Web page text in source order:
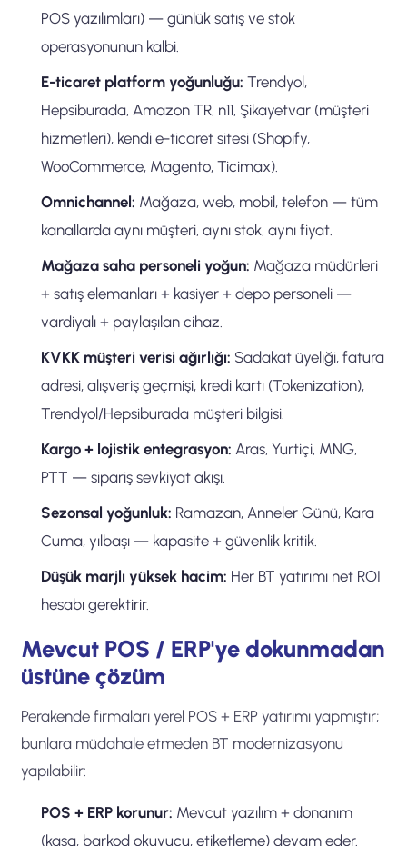
POS yazılımları) — günlük satış ve stok
operasyonunun kalbi.
E-ticaret platform yoğunluğu: Trendyol,
Hepsiburada, Amazon TR, n11, Şikayetvar (müşteri
hizmetleri), kendi e-ticaret sitesi (Shopify,
WooCommerce, Magento, Ticimax).
Omnichannel: Mağaza, web, mobil, telefon — tüm
kanallarda aynı müşteri, aynı stok, aynı fiyat.
Mağaza saha personeli yoğun: Mağaza müdürleri
+ satış elemanları + kasiyer + depo personeli —
vardiyalı + paylaşılan cihaz.
KVKK müşteri verisi ağırlığı: Sadakat üyeliği, fatura
adresi, alışveriş geçmişi, kredi kartı (Tokenization),
Trendyol/Hepsiburada müşteri bilgisi.
Kargo + lojistik entegrasyon: Aras, Yurtiçi, MNG,
PTT — sipariş sevkiyat akışı.
Sezonsal yoğunluk: Ramazan, Anneler Günü, Kara
Cuma, yılbaşı — kapasite + güvenlik kritik.
Düşük marjlı yüksek hacim: Her BT yatırımı net ROI
hesabı gerektirir.
Mevcut POS / ERP'ye dokunmadan
üstüne çözüm
Perakende firmaları yerel POS + ERP yatırımı yapmıştır;
bunlara müdahale etmeden BT modernizasyonu
yapılabilir:
POS + ERP korunur: Mevcut yazılım + donanım
(kasa, barkod okuyucu, etiketleme) devam eder.